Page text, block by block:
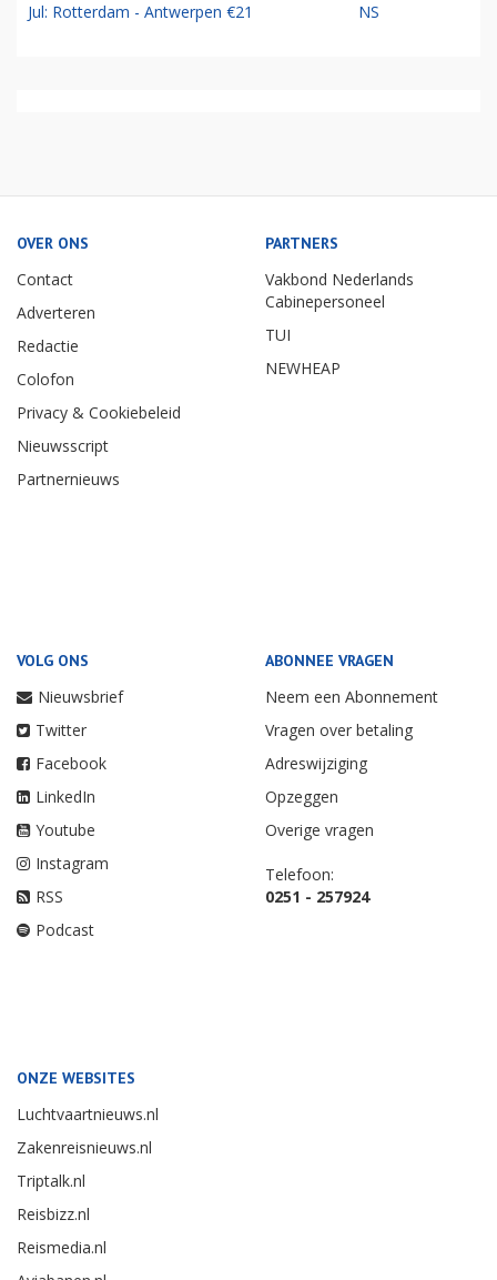
Jul: Rotterdam - Antwerpen €21 NS
OVER ONS
Contact
Adverteren
Redactie
Colofon
Privacy & Cookiebeleid
Nieuwsscript
Partnernieuws
PARTNERS
Vakbond Nederlands
Cabinepersoneel
TUI
NEWHEAP
VOLG ONS
Nieuwsbrief
Twitter
Facebook
LinkedIn
Youtube
Instagram
RSS
Podcast
ABONNEE VRAGEN
Neem een Abonnement
Vragen over betaling
Adreswijziging
Opzeggen
Overige vragen
Telefoon:
0251 - 257924
ONZE WEBSITES
Luchtvaartnieuws.nl
Zakenreisnieuws.nl
Triptalk.nl
Reisbizz.nl
Reismedia.nl